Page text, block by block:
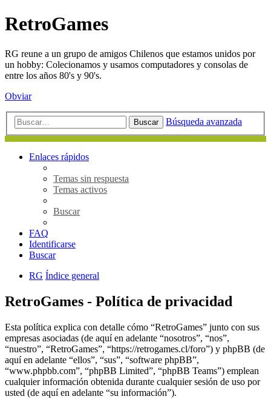
RetroGames
RG reune a un grupo de amigos Chilenos que estamos unidos por
un hobby: Colecionamos y usamos computadores y consolas de
entre los años 80's y 90's.
Obviar
Buscar Búsqueda avanzada
Enlaces rápidos
Temas sin respuesta
Temas activos
Buscar
FAQ
Identificarse
Buscar
RG Índice general
RetroGames - Política de privacidad
Esta política explica con detalle cómo “RetroGames” junto con sus
empresas asociadas (de aquí en adelante “nosotros”, “nos”,
“nuestro”, “RetroGames”, “https://retrogames.cl/foro”) y phpBB (de
aquí en adelante “ellos”, “sus”, “software phpBB”,
“www.phpbb.com”, “phpBB Limited”, “phpBB Teams”) emplean
cualquier información obtenida durante cualquier sesión de uso por
usted (de aquí en adelante “su información”).